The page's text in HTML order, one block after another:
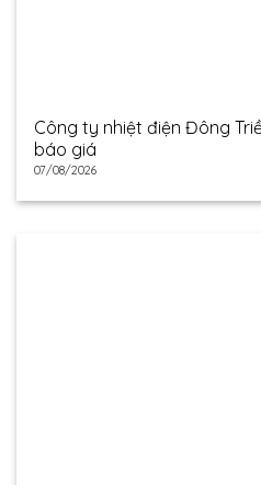
Công ty nhiệt điện Đông
báo giá
07/08/2026